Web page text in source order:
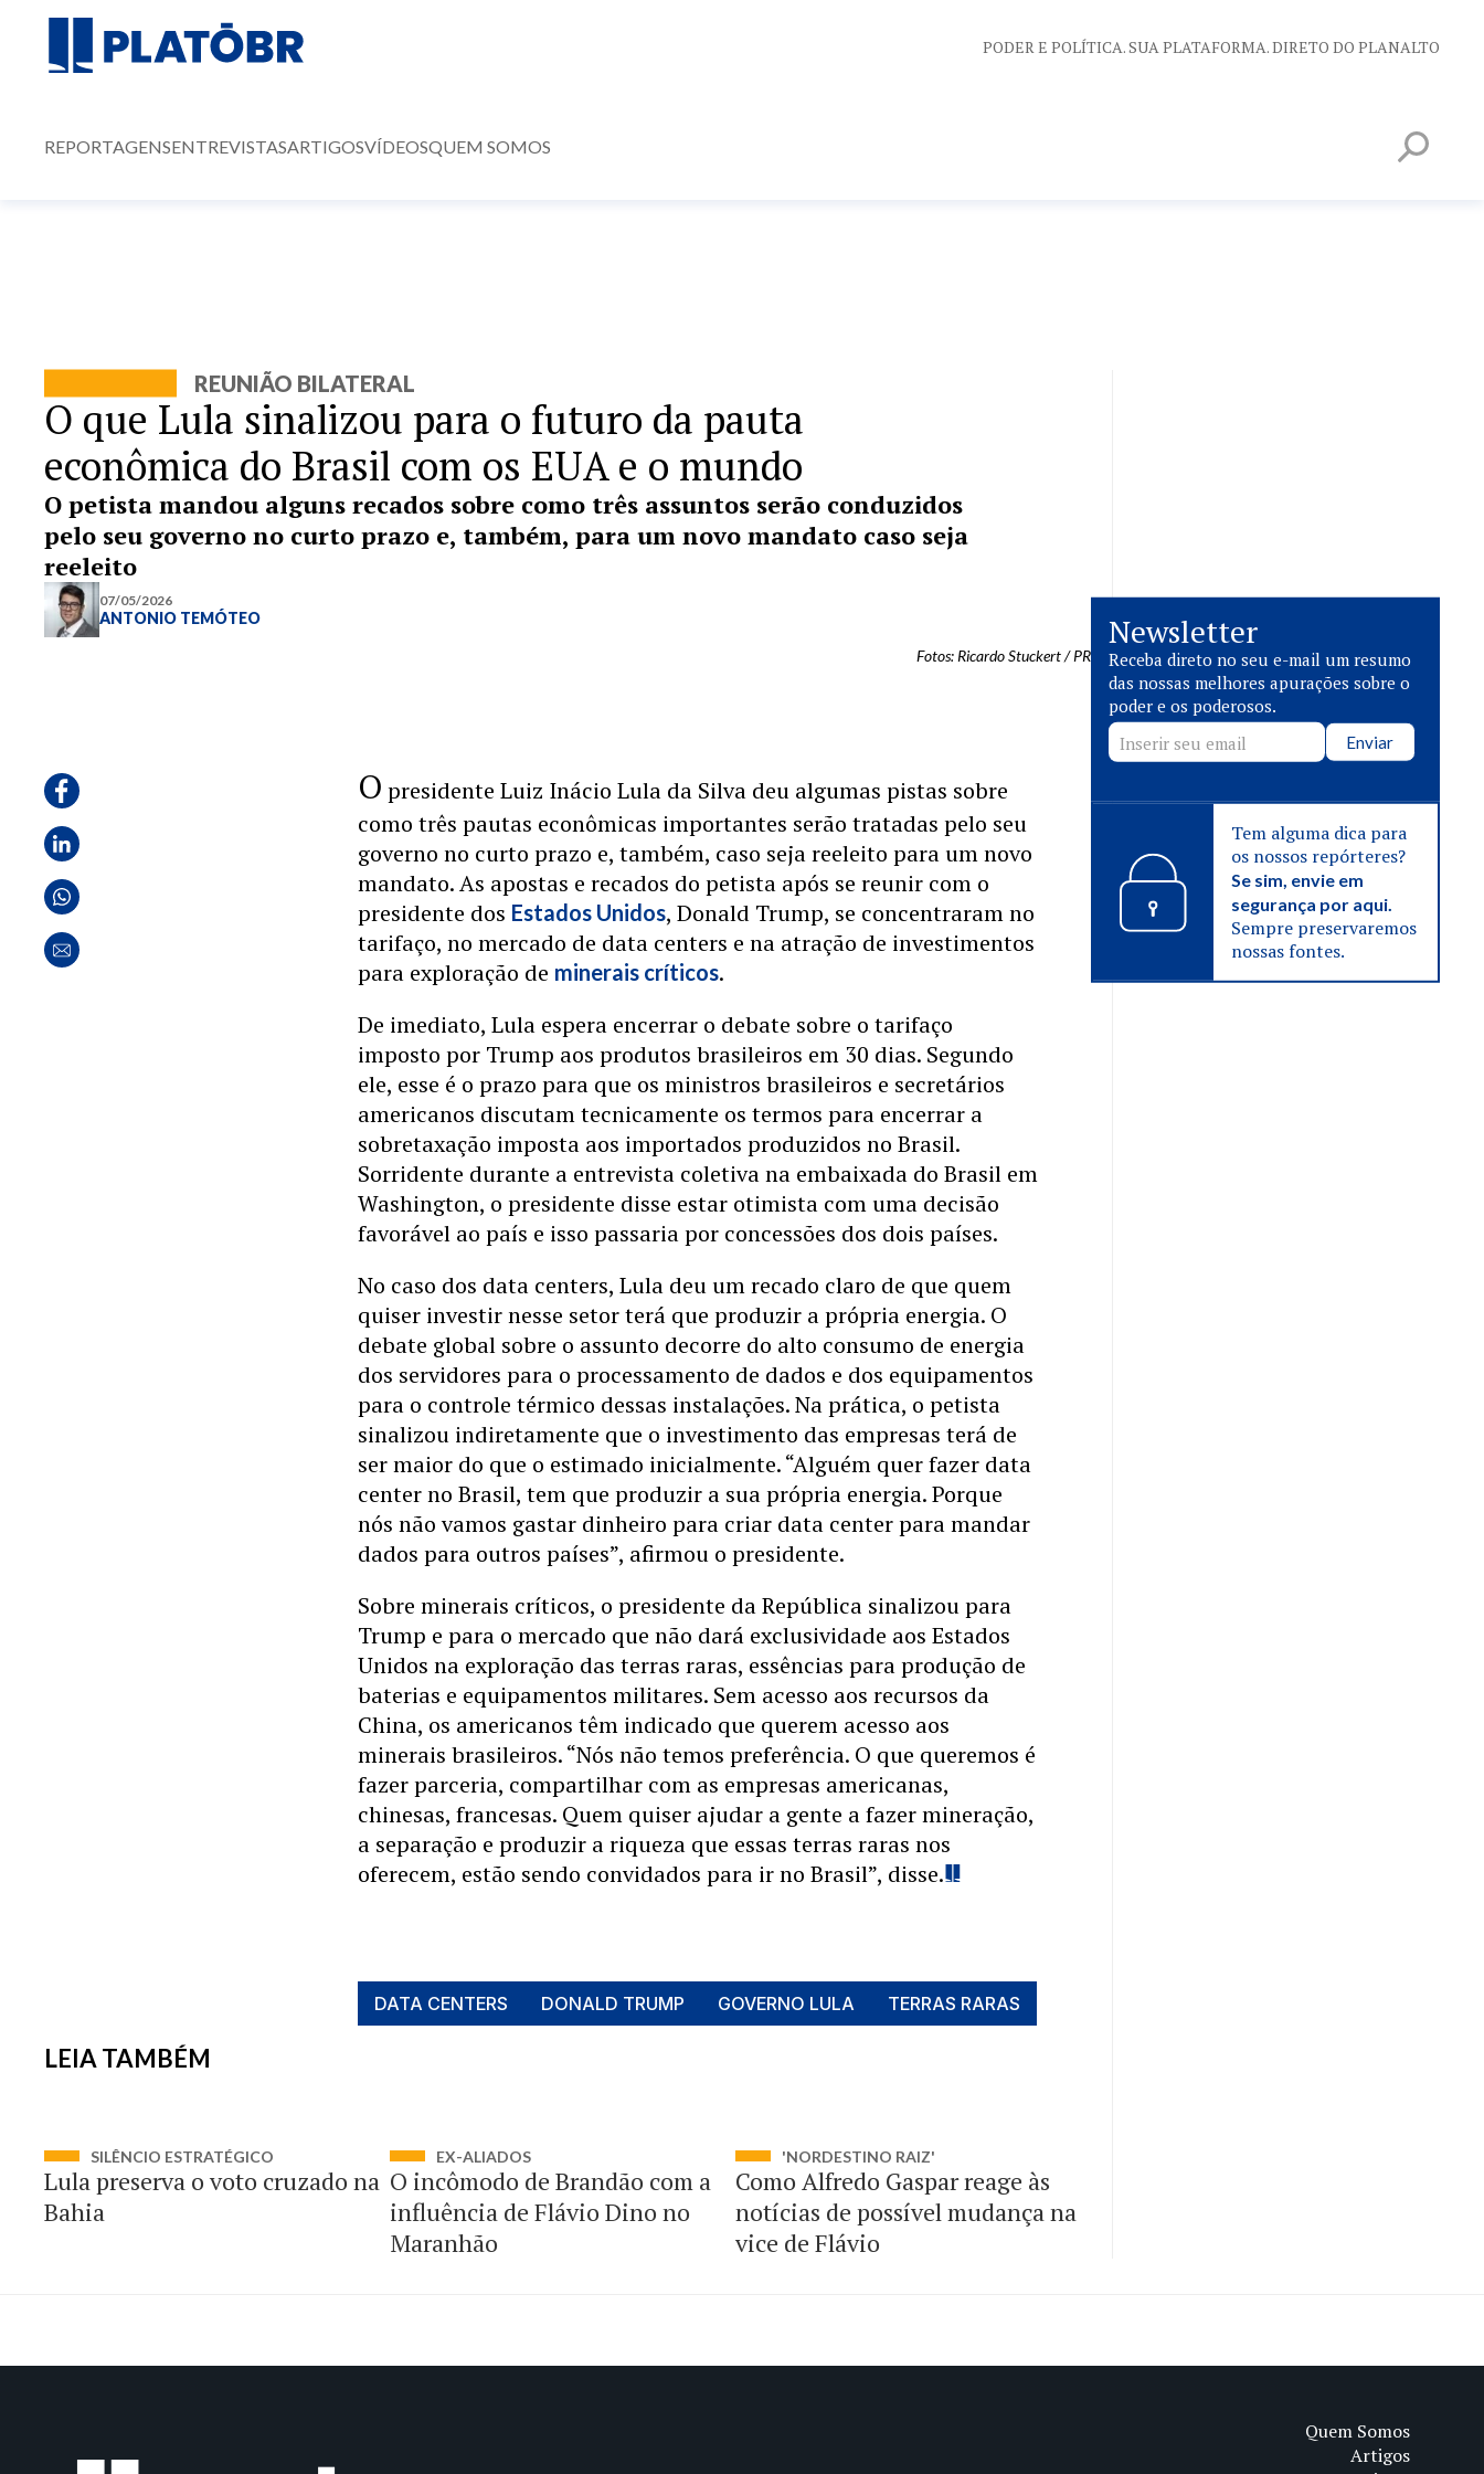
PODER E POLÍTICA. SUA PLATAFORMA. DIRETO DO PLANALTO
REPORTAGENSENTREVISTASARTIGOSVÍDEOSQUEM SOMOS
REUNIÃO BILATERAL
O que Lula sinalizou para o futuro da pauta
econômica do Brasil com os EUA e o mundo
O petista mandou alguns recados sobre como três assuntos serão conduzidos
pelo seu governo no curto prazo e, também, para um novo mandato caso seja
reeleito
07/05/2026
ANTONIO TEMÓTEO
Fotos: Ricardo Stuckert / PR
O presidente Luiz Inácio Lula da Silva deu algumas pistas sobre
como três pautas econômicas importantes serão tratadas pelo seu
governo no curto prazo e, também, caso seja reeleito para um novo
mandato. As apostas e recados do petista após se reunir com o
presidente dos Estados Unidos, Donald Trump, se concentraram no
tarifaço, no mercado de data centers e na atração de investimentos
para exploração de minerais críticos.
De imediato, Lula espera encerrar o debate sobre o tarifaço
imposto por Trump aos produtos brasileiros em 30 dias. Segundo
ele, esse é o prazo para que os ministros brasileiros e secretários
americanos discutam tecnicamente os termos para encerrar a
sobretaxação imposta aos importados produzidos no Brasil.
Sorridente durante a entrevista coletiva na embaixada do Brasil em
Washington, o presidente disse estar otimista com uma decisão
favorável ao país e isso passaria por concessões dos dois países.
No caso dos data centers, Lula deu um recado claro de que quem
quiser investir nesse setor terá que produzir a própria energia. O
debate global sobre o assunto decorre do alto consumo de energia
dos servidores para o processamento de dados e dos equipamentos
para o controle térmico dessas instalações. Na prática, o petista
sinalizou indiretamente que o investimento das empresas terá de
ser maior do que o estimado inicialmente. “Alguém quer fazer data
center no Brasil, tem que produzir a sua própria energia. Porque
nós não vamos gastar dinheiro para criar data center para mandar
dados para outros países”, afirmou o presidente.
Sobre minerais críticos, o presidente da República sinalizou para
Trump e para o mercado que não dará exclusividade aos Estados
Unidos na exploração das terras raras, essências para produção de
baterias e equipamentos militares. Sem acesso aos recursos da
China, os americanos têm indicado que querem acesso aos
minerais brasileiros. “Nós não temos preferência. O que queremos é
fazer parceria, compartilhar com as empresas americanas,
chinesas, francesas. Quem quiser ajudar a gente a fazer mineração,
a separação e produzir a riqueza que essas terras raras nos
oferecem, estão sendo convidados para ir no Brasil”, disse.
DATA CENTERS DONALD TRUMP GOVERNO LULA TERRAS RARAS
LEIA TAMBÉM
SILÊNCIO ESTRATÉGICO
Lula preserva o voto cruzado na
Bahia
EX-ALIADOS
O incômodo de Brandão com a
influência de Flávio Dino no
Maranhão
'NORDESTINO RAIZ'
Como Alfredo Gaspar reage às
notícias de possível mudança na
vice de Flávio
Newsletter
Receba direto no seu e-mail um resumo
das nossas melhores apurações sobre o
poder e os poderosos.
Enviar
Tem alguma dica para
os nossos repórteres?
Se sim, envie em
segurança por aqui.
Sempre preservaremos
nossas fontes.
Quem Somos
Artigos